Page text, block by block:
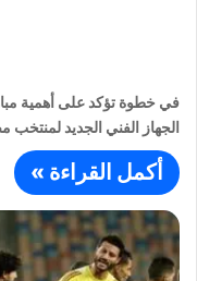
في خطوة تؤكد على أهمية
الجهاز الفني الجديد لمنتخب
أكمل القراءة »